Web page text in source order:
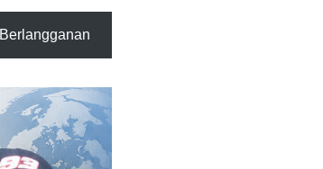
Berlangganan